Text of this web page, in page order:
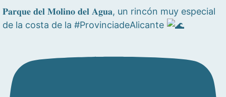
𝐏𝐚𝐫𝐪𝐮𝐞 𝐝𝐞𝐥 𝐌𝐨𝐥𝐢𝐧𝐨 𝐝𝐞𝐥 𝐀𝐠𝐮𝐚, un rincón muy especial
de la costa de la #ProvinciadeAlicante